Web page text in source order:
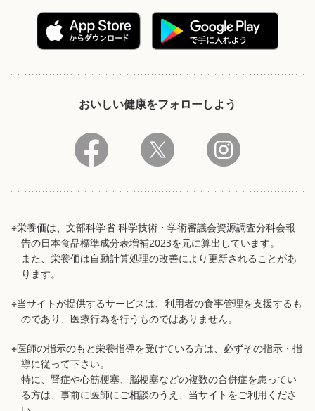
おいしい健康をフォローしよう
※栄養価は、文部科学省 科学技術・学術審議会資源調査分科会報
告の日本食品標準成分表増補2023を元に算出しています。
また、栄養価は自動計算処理の改善により更新されることがあ
ります。
※当サイトが提供するサービスは、利用者の食事管理を支援するも
のであり、医療行為を行うものではありません。
※医師の指示のもと栄養指導を受けている方は、必ずその指示・指
導に従って下さい。
特に、腎症や心筋梗塞、脳梗塞などの複数の合併症を患ってい
る方は、事前に医師にご相談のうえ、当サイトをご利用くださ